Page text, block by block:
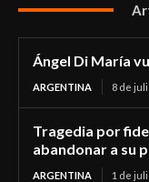
Ángel Di María
ARGENTINA 8 de
Tragedia por
abandonar a su
ARGENTINA 1 de